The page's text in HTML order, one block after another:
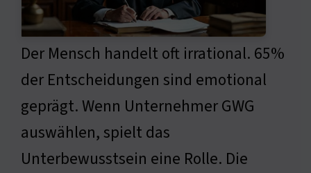
Der Mensch handelt oft irrational. 65%
der Entscheidungen sind emotional
geprägt. Wenn Unternehmer GWG
auswählen, spielt das
Unterbewusstsein eine Rolle. Die